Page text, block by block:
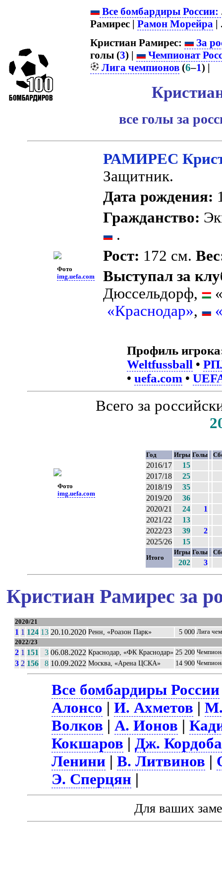
Все бомбардиры России:
Рамирес | Рамон Морейра |
Кристиан Рамирес:
За
голы (3) |
Чемпионат
Лига чемпионов (6–1) |
все голы за
Фото
img.uefa.com
РАМИРЕС
Защитник.
Дата рождения:
Гражданство:
.
Рост: 172 см.
Выступал за
Дюссельдорф,
«Краснодар»,
Профиль
Weltfussball •
• uefa.com •
Фото
img.uefa.com
Всего за
Год Игры Голы
2016/17
15
2017/18
25
2018/19
35
2019/20
36
2020/21
24
1
2021/22
13
2022/23
39
2
2025/26
15
Итого
Игры Голы
202 3
Кристиан Рамирес за
2020/21
1 1 124 13 20.10.2020 Ренн, «Роазон Парк» 5 000 Лига
2022/23
2 1 151 3 06.08.2022 Краснодар, «ФК Краснодар» 25 200
3 2 156 8 10.09.2022 Москва, «Арена ЦСКА» 14 900
Все бомбардиры России
Алонсо |И. Ахметов |
Волков |А. Ионов |
Кокшаров |Дж. Кордоба
Ленини |В. Литвинов |
Э. Сперцян |
Для ваших